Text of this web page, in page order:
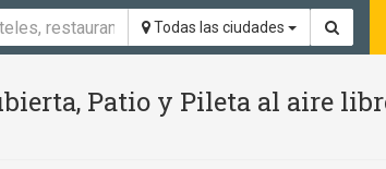
Todas las ciudades
Patio y Pileta al aire